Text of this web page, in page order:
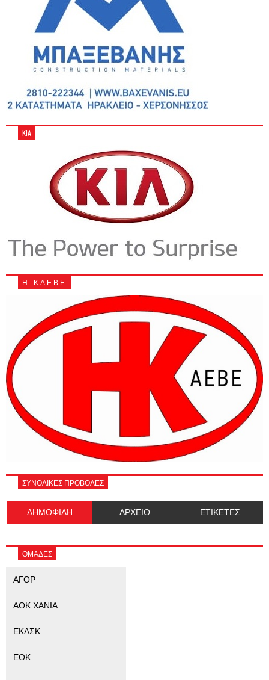
KIA
Η - Κ Α.Ε.Β.Ε.
ΣΥΝΟΛΙΚΕΣ ΠΡΟΒΟΛΕΣ
ΔΗΜΟΦΙΛΗ ΑΡΧΕΙΟ ΕΤΙΚΕΤΕΣ
ΟΜΑΔΕΣ
ΑΓΟΡ
ΑΟΚ ΧΑΝΙΑ
ΕΚΑΣΚ
ΕΟΚ